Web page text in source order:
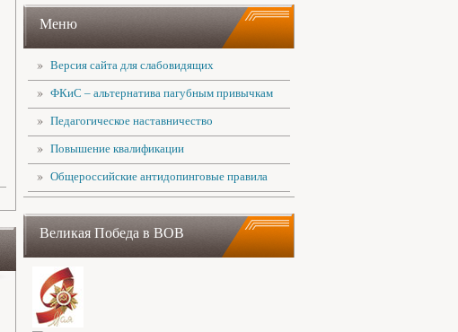
Меню
Версия сайта для слабовидящих
ФКиС – альтернатива пагубным привычкам
Педагогическое наставничество
Повышение квалификации
Общероссийские антидопинговые правила
Великая Победа в ВОВ